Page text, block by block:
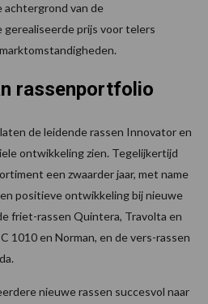
achtergrond van de
prijs voor telers
rassenportfolio
de leidende rassen Innovator en
ontwikkeling zien. Tegelijkertijd
een zwaarder jaar, met name
positieve ontwikkeling bij nieuwe
friet-rassen Quintera, Travolta en
1010 en Norman, en de vers-rassen
nieuwe rassen succesvol naar